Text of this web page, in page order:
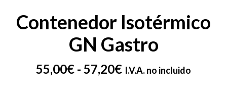
Contenedor Isotérmico
GN Gastro
55,00€ - 57,20€Rango
I.V.A. no incluido